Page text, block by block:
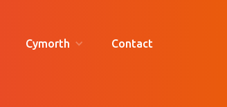
Cymorth Contact